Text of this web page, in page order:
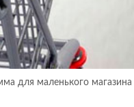
для маленького магазина